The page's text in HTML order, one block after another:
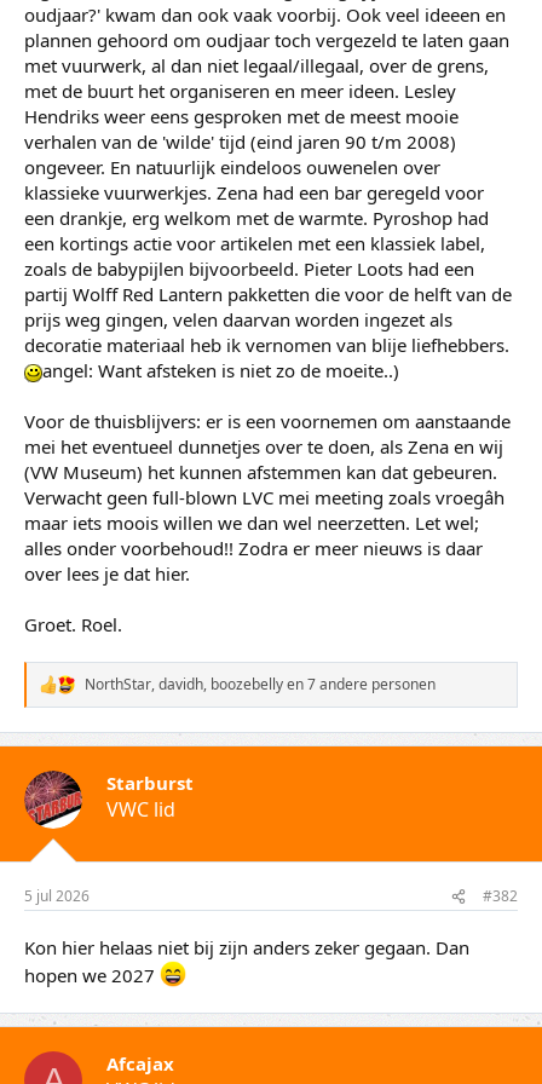
oudjaar?' kwam dan ook vaak voorbij. Ook veel ideeen en
plannen gehoord om oudjaar toch vergezeld te laten gaan
met vuurwerk, al dan niet legaal/illegaal, over de grens,
met de buurt het organiseren en meer ideen. Lesley
Hendriks weer eens gesproken met de meest mooie
verhalen van de 'wilde' tijd (eind jaren 90 t/m 2008)
ongeveer. En natuurlijk eindeloos ouwenelen over
klassieke vuurwerkjes. Zena had een bar geregeld voor
een drankje, erg welkom met de warmte. Pyroshop had
een kortings actie voor artikelen met een klassiek label,
zoals de babypijlen bijvoorbeeld. Pieter Loots had een
partij Wolff Red Lantern pakketten die voor de helft van de
prijs weg gingen, velen daarvan worden ingezet als
decoratie materiaal heb ik vernomen van blije liefhebbers.
angel: Want afsteken is niet zo de moeite..)
Voor de thuisblijvers: er is een voornemen om aanstaande
mei het eventueel dunnetjes over te doen, als Zena en wij
(VW Museum) het kunnen afstemmen kan dat gebeuren.
Verwacht geen full-blown LVC mei meeting zoals vroegâh
maar iets moois willen we dan wel neerzetten. Let wel;
alles onder voorbehoud!! Zodra er meer nieuws is daar
over lees je dat hier.
Groet. Roel.
W
a
a
r
d
e
r
i
n
e
n
NorthStar,davidh, boozebellyen 7 andere personen
Starburst
VWC lid
5 jul 2026 #382
Kon hier helaas niet bij zijn anders zeker gegaan. Dan
hopen we 2027
Afcajax